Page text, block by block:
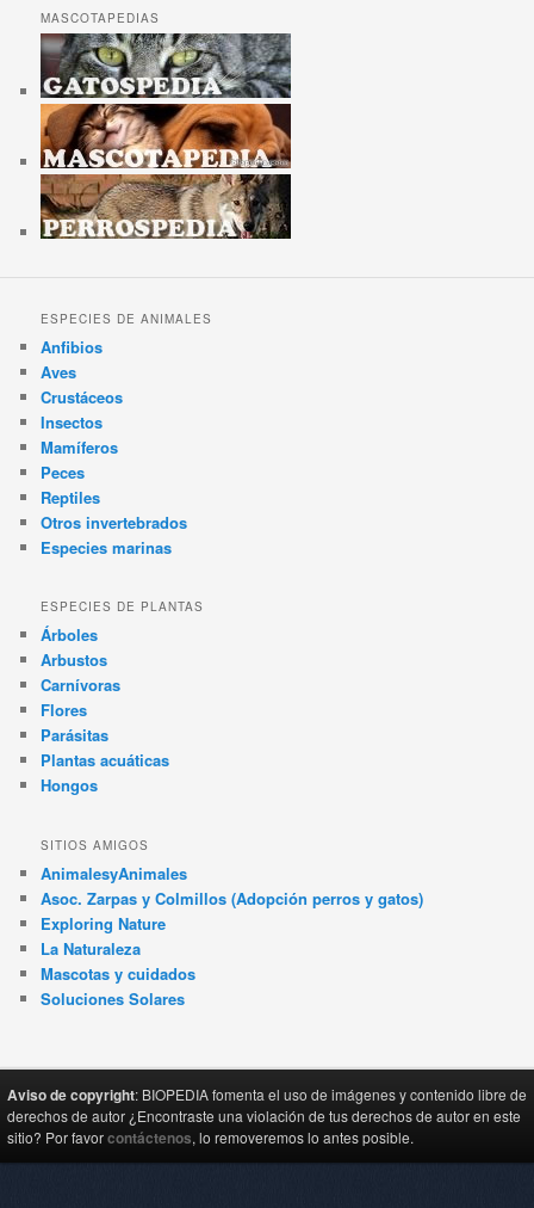
MASCOTAPEDIAS
ESPECIES DE ANIMALES
Anfibios
Aves
Crustáceos
Insectos
Mamíferos
Peces
Reptiles
Otros invertebrados
Especies marinas
ESPECIES DE PLANTAS
Árboles
Arbustos
Carnívoras
Flores
Parásitas
Plantas acuáticas
Hongos
SITIOS AMIGOS
AnimalesyAnimales
Asoc. Zarpas y Colmillos (Adopción perros y gatos)
Exploring Nature
La Naturaleza
Mascotas y cuidados
Soluciones Solares
Aviso de copyright: BIOPEDIA fomenta el uso de imágenes y contenido libre de
derechos de autor ¿Encontraste una violación de tus derechos de autor en este
sitio? Por favorcontáctenos, lo removeremos lo antes posible.